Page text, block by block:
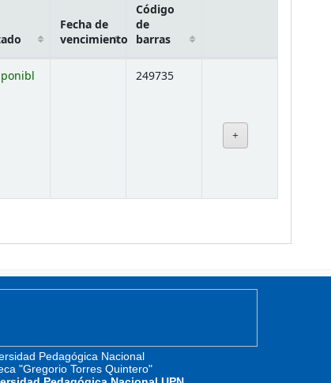
Fecha de
vencimiento
Código
de
barras
249735
Pedagógica Nacional
"Gregorio Torres Quintero"